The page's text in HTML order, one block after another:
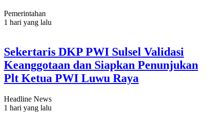
Pemerintahan
1 hari yang lalu
Sekertaris DKP PWI Sulsel Validasi
Keanggotaan dan Siapkan Penunjukan
Plt Ketua PWI Luwu Raya
Headline News
1 hari yang lalu